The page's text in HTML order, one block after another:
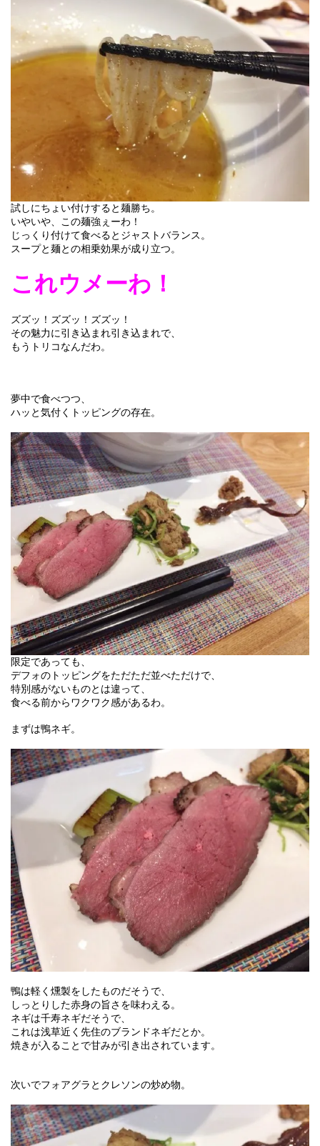
試しにちょい付けすると麺勝ち。
いやいや、この麺強ぇーわ！
じっくり付けて食べるとジャストバランス。
スープと麺との相乗効果が成り立つ。
これウメーわ！
ズズッ！ズズッ！ズズッ！
その魅力に引き込まれ引き込まれで、
もうトリコなんだわ。
夢中で食べつつ、
ハッと気付くトッピングの存在。
限定であっても、
デフォのトッピングをただただ並べただけで、
特別感がないものとは違って、
食べる前からワクワク感があるわ。
まずは鴨ネギ。
鴨は軽く燻製をしたものだそうで、
しっとりした赤身の旨さを味わえる。
ネギは千寿ネギだそうで、
これは浅草近く先住のブランドネギだとか。
焼きが入ることで甘みが引き出されています。
次いでフォアグラとクレソンの炒め物。